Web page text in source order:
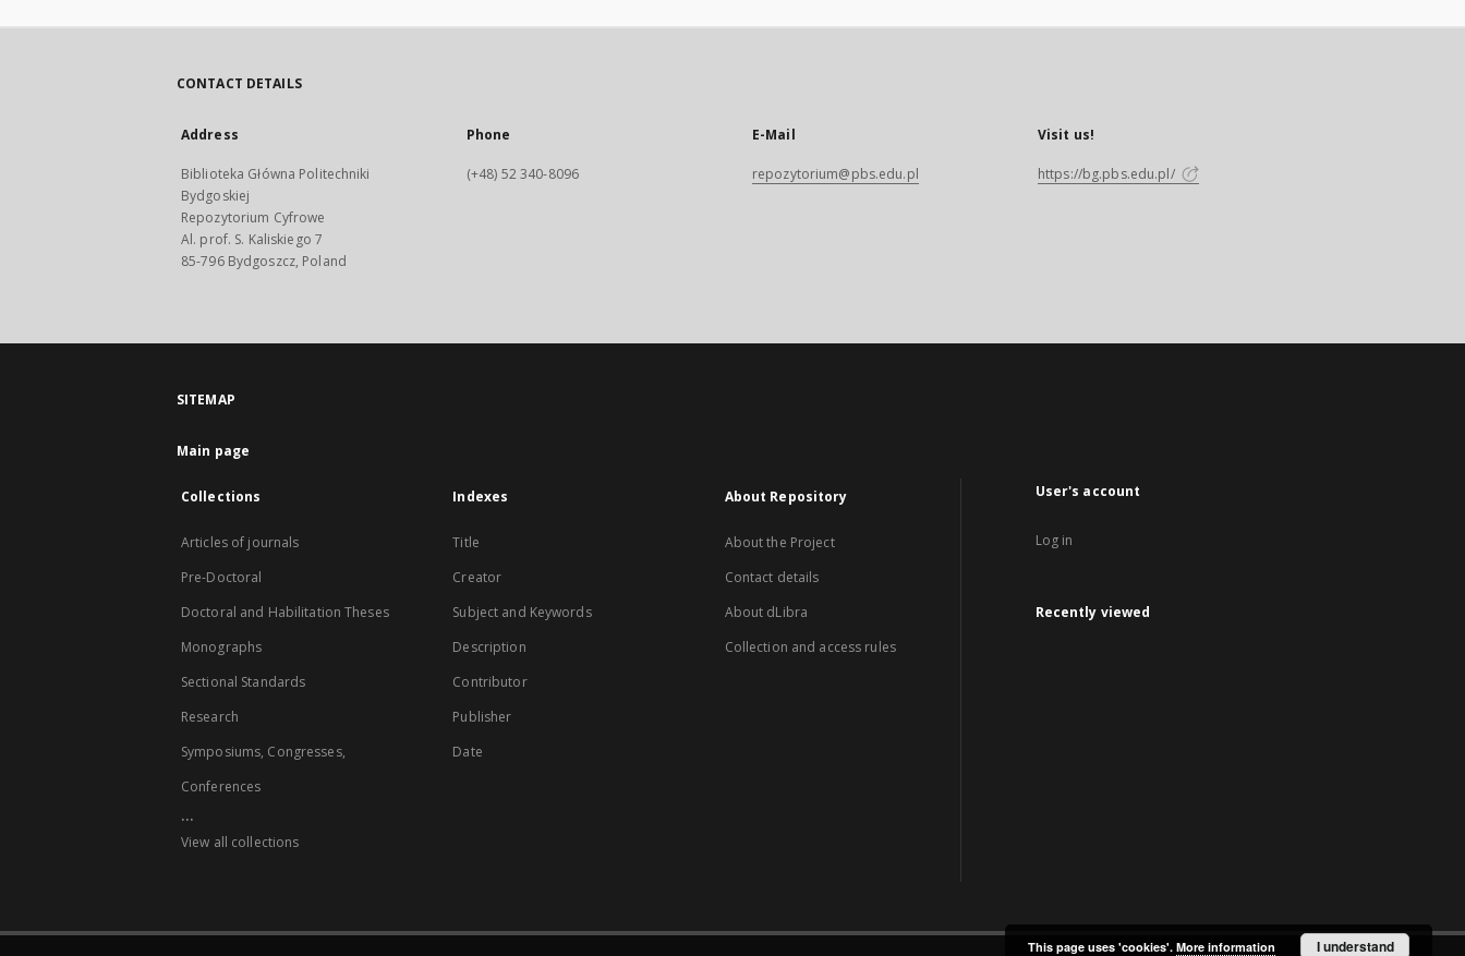
CONTACT DETAILS
Address
Biblioteka Główna Politechniki
Bydgoskiej
Repozytorium Cyfrowe
Al. prof. S. Kaliskiego 7
85-796 Bydgoszcz, Poland
Phone
(+48) 52 340-8096
E-Mail
repozytorium@pbs.edu.pl
Visit us!
https://bg.pbs.edu.pl/
SITEMAP
Main page
Collections
Articles of journals
Pre-Doctoral
Doctoral and Habilitation Theses
Monographs
Sectional Standards
Research
Symposiums, Congresses,
Conferences
...
View all collections
Indexes
Title
Creator
Subject and Keywords
Description
Contributor
Publisher
Date
About Repository
About the Project
Contact details
About dLibra
Collection and access rules
User's account
Log in
Recently viewed
This page uses 'cookies'. More information I understand